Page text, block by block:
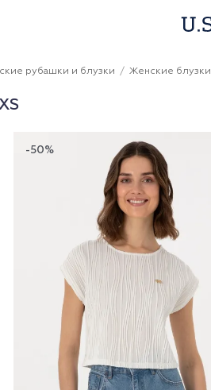
рубашки и блузки Женские блузки
-50%